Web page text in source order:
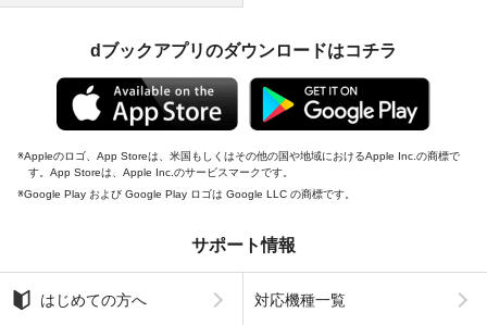
dブックアプリのダウンロードはコチラ
Appleのロゴ、App Storeは、米国もしくはその他の国や地域におけるApple Inc.の商標で
す。App Storeは、Apple Inc.のサービスマークです。
Google Play および Google Play ロゴは Google LLC の商標です。
サポート情報
はじめての方へ 対応機種一覧